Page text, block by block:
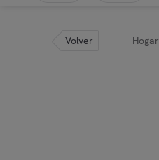
Volver Hogar